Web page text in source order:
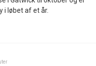
i løbet af et år.